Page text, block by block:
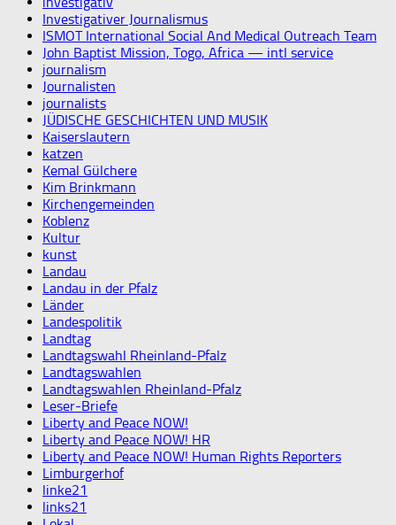
Investigativer Journalismus
ISMOT International Social And Medical Outreach Team
John Baptist Mission, Togo, Africa — intl service
journalism
Journalisten
journalists
JÜDISCHE GESCHICHTEN UND MUSIK
Kaiserslautern
katzen
Kemal Gülchere
Kim Brinkmann
Kirchengemeinden
Koblenz
Kultur
kunst
Landau
Landau in der Pfalz
Länder
Landespolitik
Landtag
Landtagswahl Rheinland-Pfalz
Landtagswahlen
Landtagswahlen Rheinland-Pfalz
Leser-Briefe
Liberty and Peace NOW!
Liberty and Peace NOW! HR
Liberty and Peace NOW! Human Rights Reporters
Limburgerhof
linke21
links21